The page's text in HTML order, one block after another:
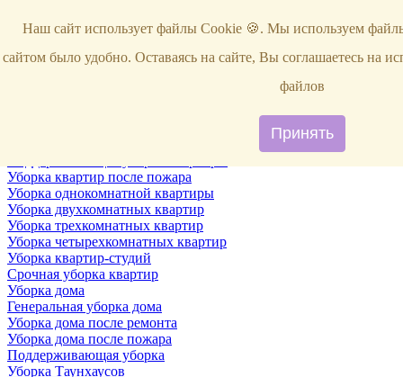
Уборка
Уборка снега
Уборка квартир после пожара
Уборка однокомнатной квартиры
Уборка двухкомнатных квартир
Уборка трехкомнатных квартир
Уборка четырехкомнатных квартир
Уборка квартир-студий
Срочная уборка квартир
Уборка дома
Генеральная уборка дома
Уборка дома после ремонта
Уборка дома после пожара
Поддерживающая уборка
Уборка Таунхаусов
Наш сайт использует файлы Cookie 🍪. Мы используем
сайтом было удобно. Оставаясь на сайте, Вы соглашаетесь на
файлов
Принять